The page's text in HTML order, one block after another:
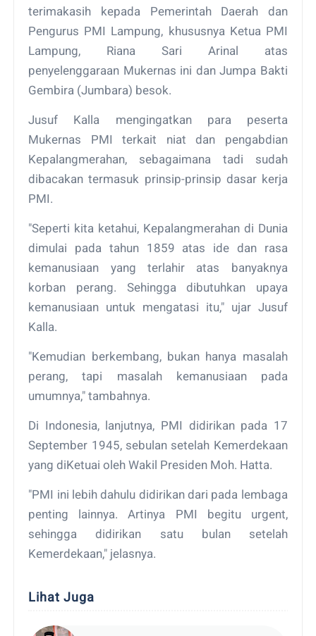
terimakasih kepada Pemerintah Daerah dan
Pengurus PMI Lampung, khususnya Ketua PMI
Lampung, Riana Sari Arinal atas
penyelenggaraan Mukernas ini dan Jumpa Bakti
Gembira (Jumbara) besok.
Jusuf Kalla mengingatkan para peserta
Mukernas PMI terkait niat dan pengabdian
Kepalangmerahan, sebagaimana tadi sudah
dibacakan termasuk prinsip-prinsip dasar kerja
PMI.
"Seperti kita ketahui, Kepalangmerahan di Dunia
dimulai pada tahun 1859 atas ide dan rasa
kemanusiaan yang terlahir atas banyaknya
korban perang. Sehingga dibutuhkan upaya
kemanusiaan untuk mengatasi itu," ujar Jusuf
Kalla.
"Kemudian berkembang, bukan hanya masalah
perang, tapi masalah kemanusiaan pada
umumnya," tambahnya.
Di Indonesia, lanjutnya, PMI didirikan pada 17
September 1945, sebulan setelah Kemerdekaan
yang diKetuai oleh Wakil Presiden Moh. Hatta.
"PMI ini lebih dahulu didirikan dari pada lembaga
penting lainnya. Artinya PMI begitu urgent,
sehingga didirikan satu bulan setelah
Kemerdekaan," jelasnya.
Lihat Juga